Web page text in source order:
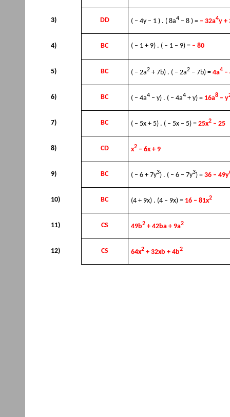
3) DD ( – 4y – 1 ) . ( 8a4– 8 ) = – 32a4y +
4) BC ( – 1 + 9) . ( – 1 – 9) = – 80
5) BC ( – 2a2+ 7b) . ( – 2a2– 7b) = 4a4–
6) BC ( – 4a4– y) . ( – 4a4+ y) = 16a8– y
7) BC ( – 5x + 5) . ( – 5x – 5) = 25x2– 25
8) CD x2– 6x + 9
9) BC ( – 6 + 7y3) . ( – 6 – 7y3) = 36 – 49y
10) BC (4 + 9x) . (4 – 9x) = 16 – 81x2
11) CS 49b2+ 42ba + 9a2
12) CS 64x2+ 32xb + 4b2